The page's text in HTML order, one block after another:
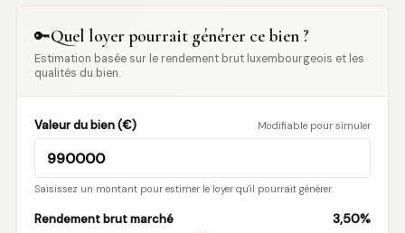
🔑Quel loyer pourrait générer ce bien ?
Estimation basée sur le rendement brut luxembourgeois et les
qualités du bien.
Valeur du bien (€) Modifiable pour simuler
Saisissez un montant pour estimer le loyer qu'il pourrait générer.
Rendement brut marché 3,50%